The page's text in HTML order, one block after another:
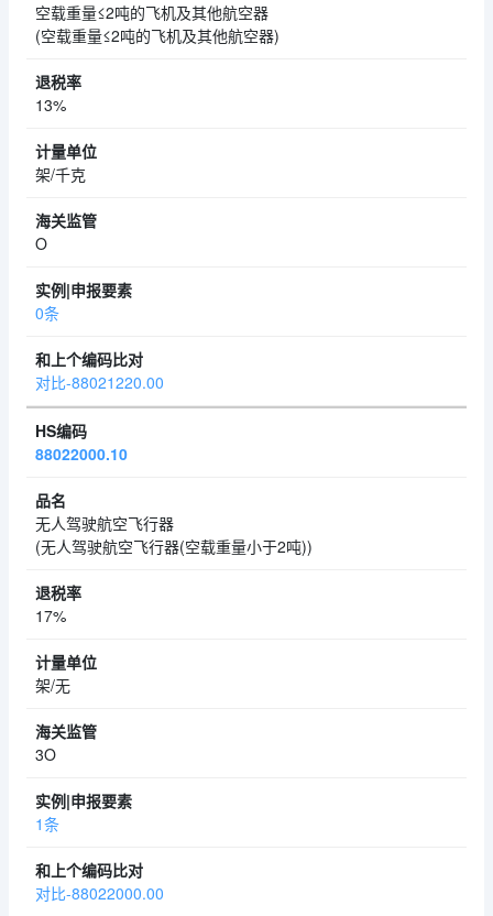
空载重量≤2吨的飞机及其他航空器
(空载重量≤2吨的飞机及其他航空器)
13%
架/千克
O
0条
对比-88021220.00
88022000.10
无人驾驶航空飞行器
(无人驾驶航空飞行器(空载重量小于2吨))
17%
架/无
3O
1条
对比-88022000.00